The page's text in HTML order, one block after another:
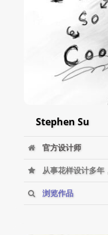
Stephen Su
官方设计师
从事花样设计多年
浏览作品